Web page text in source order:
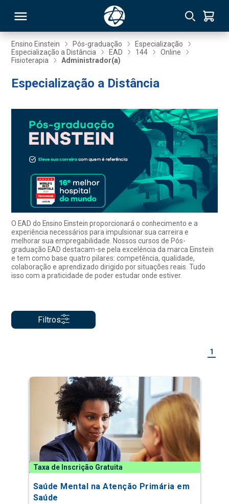
Ensino Einstein Pós-graduação
Especialização
Especialização a Distância
EAD 144
Online
Fisioterapia
Administrador(a)
Especialização a Distância
O EAD do Ensino Einstein proporcionará o conhecimento e a
experiência necessários para impulsionar sua carreira e
melhorar sua empregabilidade. Nossos cursos de Pós-
graduação EAD destacam-se pela excelência da marca Einstein
e tem como base quatro pilares: competência, qualidade,
colaboração e aprendizado dirigido por situações reais. Tudo
isso com a praticidade de poder estudar onde estiver.
Filtros
1
Taxa de Inscrição Gratuita
Saúde Mental na Atenção Primária em
Saúde